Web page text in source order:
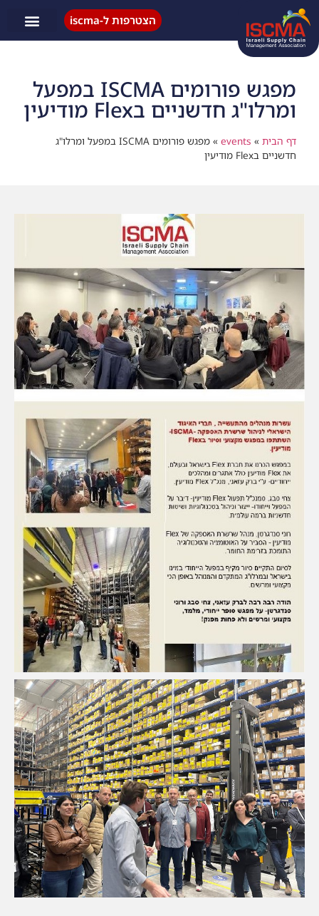
הצטרפות ל-iscma
מפגש פורומים ISCMA במפעל
ומרלו"ג חדשניים בFlex מודיעין
דף הבית »
events
»
מפגש פורומים ISCMA במפעל ומרלו"ג
חדשניים בFlex מודיעין